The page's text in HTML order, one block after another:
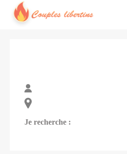
Je recherche :